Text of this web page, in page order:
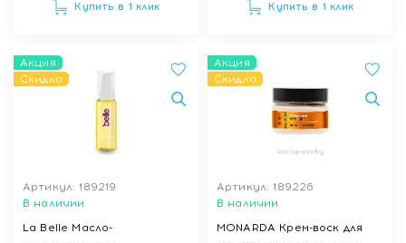
Купить в 1 клик Купить в 1 клик
Акция
Скидка
Артикул: 189219
В наличии
La Belle Масло-
Акция
Скидка
Артикул: 189226
В наличии
MONARDA Крем-воск для